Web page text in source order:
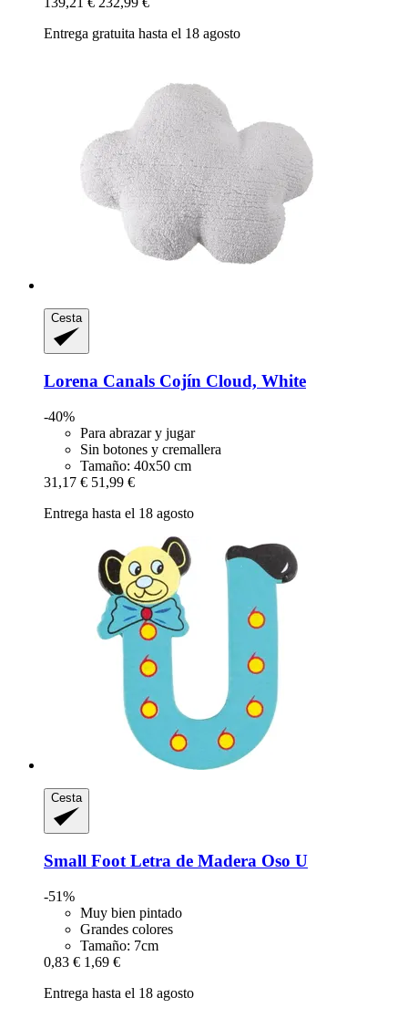
Entrega gratuita hasta el 18 agosto
Cesta
Lorena Canals Cojín Cloud, White
-40%
Para abrazar y jugar
Sin botones y cremallera
Tamaño: 40x50 cm
31,17 € 51,99 €
Entrega hasta el 18 agosto
Cesta
Small Foot Letra de Madera Oso U
-51%
Muy bien pintado
Grandes colores
Tamaño: 7cm
0,83 € 1,69 €
Entrega hasta el 18 agosto